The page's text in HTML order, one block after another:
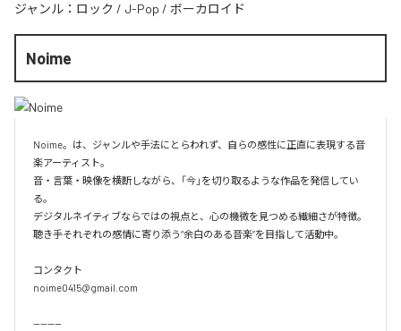
ジャンル： ロック / J-Pop / ボーカロイド
Noime
Noime。は、ジャンルや手法にとらわれず、自らの感性に正直に表現する音
楽アーティスト。
音・言葉・映像を横断しながら、「今」を切り取るような作品を発信してい
る。
デジタルネイティブならではの視点と、心の機微を見つめる繊細さが特徴。
聴き手それぞれの感情に寄り添う“余白のある音楽”を目指して活動中。
コンタクト
noime0415@gmail.com
--------